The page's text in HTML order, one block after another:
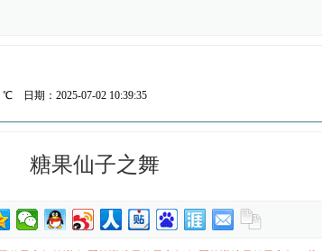
℃ 日期：2025-07-02 10:39:35
糖果仙子之舞